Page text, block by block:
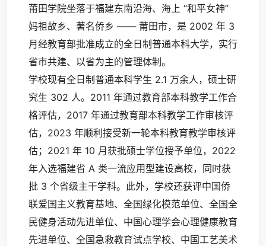
莆田学院坐落于福建东南沿海、海上 “和平女神”
妈祖故乡、著名侨乡 —— 莆田市，是 2002 年 3
月经教育部批准成立的全日制普通本科大学，实行
省市共建、以省为主的管理体制。
学校现有全日制普通本科学生 2.1 万余人，硕士研
究生 302 人。2011 年通过教育部本科教学工作合
格评估，2017 年通过教育部本科教学工作审核评
估，2023 年顺利接受新一轮本科教育教学审核评
估；2021 年 10 月获批硕士学位授予单位，2022
年入选福建省 A 类一流应用型建设高校，同时获
批 3 个省级主干学科。此外，学校还获评中国侨
联爱国主义教育基地、全国绿化模范单位、全国全
民健身活动先进单位、中国心理学会心理健康教育
先进单位、全国急救教育试点学校、中国工艺美术